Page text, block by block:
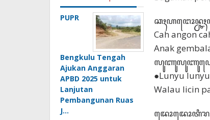
PUPR
Bengkulu Tengah
Ajukan Anggaran
APBD 2025 untuk
Lanjutan
Pembangunan Ruas
J…
Cah angon
Anak
●Lunyu
Walau licin